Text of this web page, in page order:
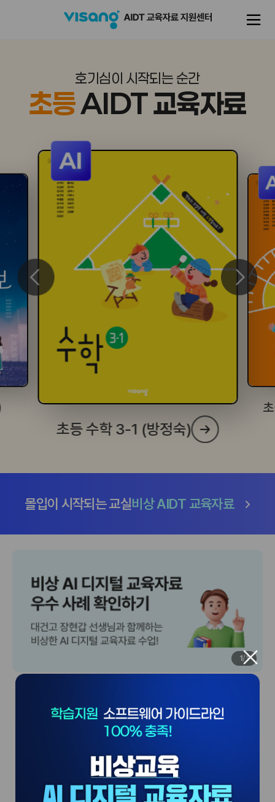
호기심이 시작되는 순간
초등AIDT 교육자료
초등 수학 3-1 (방정숙)
몰입이 시작되는 교실비상 AIDT 교육자료
1/1
비상교육만의
탄탄한 입체 지원 서비스
전문가가 검증한 콘텐츠와 안정적인 운영 서비스로
처음부터 끝까지 함께합니다.